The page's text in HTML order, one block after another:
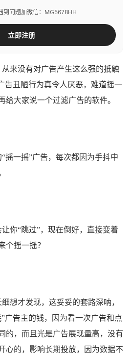
到问题加微信：MG5678HH
立即注册
来没有对广告产生这么强的抵触
告丑陋行为真令人厌恶，难道摇一
给大家说一个过滤广告的软件。
一摇”广告，每次都因为手抖中
你“跳过”，现在倒好，直接变着
个摇一摇？
想才发现，这妥妥的套路深呐，
广告主的钱，因为看一次广告和点
的，而且光是广告展现量高，没有
心的，影响长期投放，因为数据不